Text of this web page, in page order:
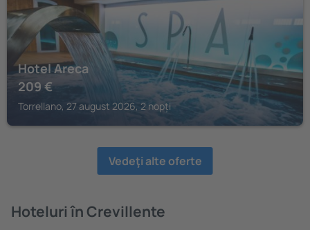
Hotel Areca
209 €
Torrellano, 27 august 2026, 2 nopți
Vedeţi alte oferte
Hoteluri în Crevillente